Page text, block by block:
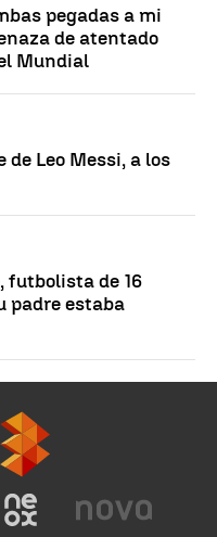
pegadas a mi
de atentado
Mundial
de Leo Messi, a los
futbolista de 16
padre estaba